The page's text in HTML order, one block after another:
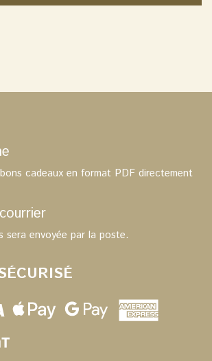
cadeaux en format PDF directement
sera envoyée par la poste.